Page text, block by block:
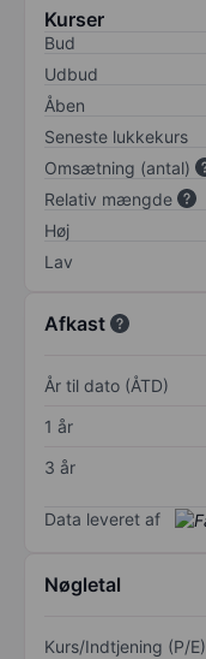
Kurser
Bud
Udbud
Åben
Seneste lukkekurs
Omsætning (antal)
Relativ mængde
Høj
Lav
Afkast
År til dato (ÅTD)
1 år
3 år
Data leveret af
Nøgletal
Kurs/Indtjening (P/E)